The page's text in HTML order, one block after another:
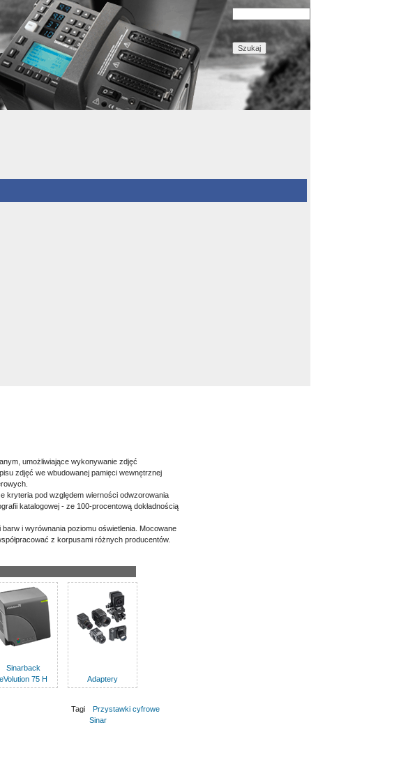
umożliwiające wykonywanie zdjęć
zdjęć we wbudowanej pamięci wewnętrznej
kryteria pod względem wierności odwzorowania
katalogowej - ze 100-procentową dokładnością
i wyrównania poziomu oświetlenia. Mocowane
z korpusami różnych producentów.
Sinarback
eVolution 75 H
Adaptery
Tagi
Przystawki cyfrowe
Sinar